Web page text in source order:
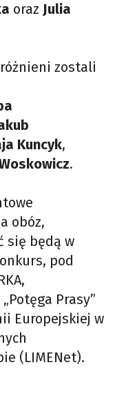
oraz Julia
zostali
Kuncyk,
.
obóz,
się będą w
pod
Prasy”
Europejskiej w
(LIMENet).